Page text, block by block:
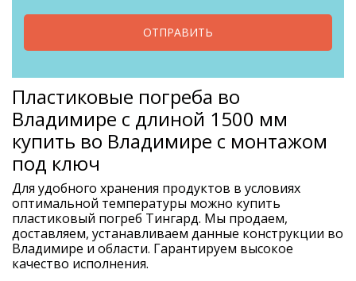
ОТПРАВИТЬ
Пластиковые погреба во
Владимире с длиной 1500 мм
купить во Владимире с монтажом
под ключ
Для удобного хранения продуктов в условиях
оптимальной температуры можно купить
пластиковый погреб Тингард. Мы продаем,
доставляем, устанавливаем данные конструкции во
Владимире и области. Гарантируем высокое
качество исполнения.